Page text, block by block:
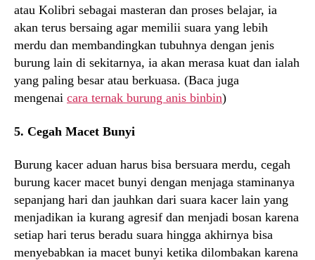
atau Kolibri sebagai masteran dan proses belajar, ia
akan terus bersaing agar memilii suara yang lebih
merdu dan membandingkan tubuhnya dengan jenis
burung lain di sekitarnya, ia akan merasa kuat dan ialah
yang paling besar atau berkuasa. (Baca juga
mengenai cara ternak burung anis binbin)
5. Cegah Macet Bunyi
Burung kacer aduan harus bisa bersuara merdu, cegah
burung kacer macet bunyi dengan menjaga staminanya
sepanjang hari dan jauhkan dari suara kacer lain yang
menjadikan ia kurang agresif dan menjadi bosan karena
setiap hari terus beradu suara hingga akhirnya bisa
menyebabkan ia macet bunyi ketika dilombakan karena